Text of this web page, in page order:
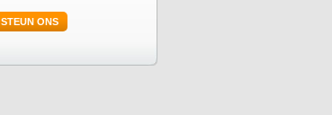
STEUN ONS